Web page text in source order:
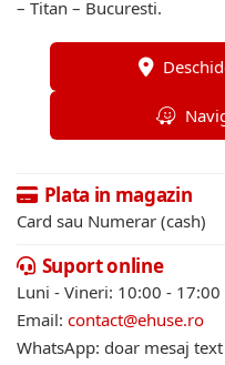
– Titan – Bucuresti.
Plata in magazin
Card sau Numerar (cash)
Suport online
Luni - Vineri: 10:00 - 17:00
Email: contact@ehuse.ro
WhatsApp: doar mesaj text